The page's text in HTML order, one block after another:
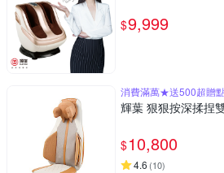
$9,999
消費滿萬★送500超贈
輝葉 狠狠按深揉捏
$10,800
4.6 (10)